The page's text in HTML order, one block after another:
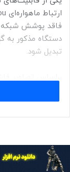
فاقد پوشش شبکه
دستگاه مذکور به
تبدیل شود.
طراحی دو حفره‌ای
پنل پشتی دستگاه
خاص هستیم.